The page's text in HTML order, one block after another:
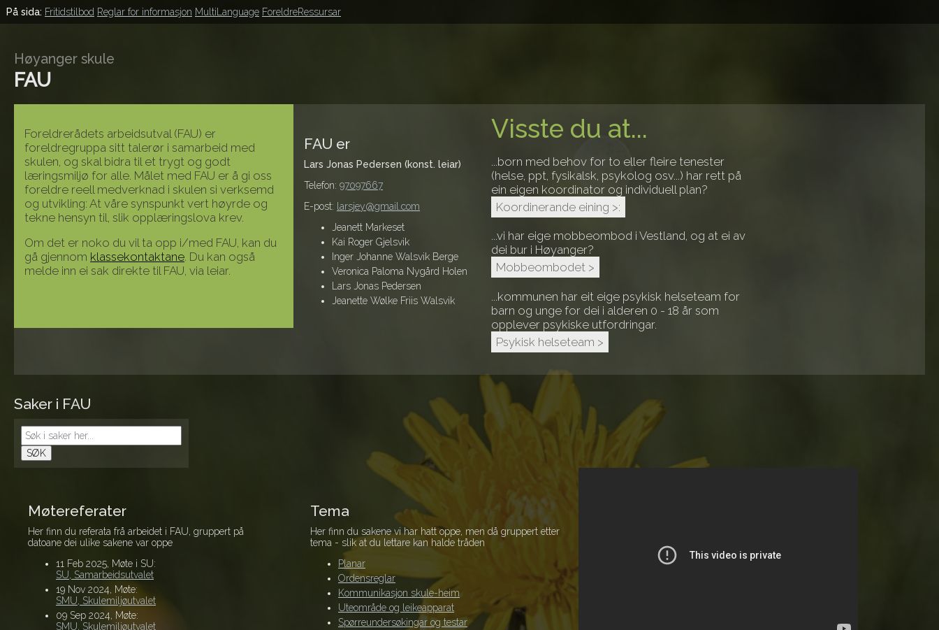
På sida: Fritidstilbod Reglar for informasjon MultiLanguage ForeldreRessursar
Høyanger skule
FAU
Foreldrerådets arbeidsutval (FAU) er
foreldregruppa sitt talerør i samarbeid med
skulen, og skal bidra til et trygt og godt
læringsmiljø for alle. Målet med FAU er å gi oss
foreldre reell medverknad i skulen si verksemd
og utvikling: At våre synspunkt vert høyrde og
tekne hensyn til, slik opplæringslova krev.
Om det er noko du vil ta opp i/med FAU, kan du
gå gjennom klassekontaktane. Du kan også
melde inn ei sak direkte til FAU, via leiar.
FAU er
Lars Jonas Pedersen (konst. leiar)
Telefon: 97097667
E-post: larsjey@gmail.com
Jeanett Markeset
Kai Roger Gjelsvik
Inger Johanne Walsvik Berge
Veronica Paloma Nygård Holen
Lars Jonas Pedersen
Jeanette Wølke Friis Walsvik
Visste du at...
...born med behov for to eller fleire tenester
(helse, ppt, fysikalsk, psykolog osv...) har rett på
ein eigen koordinator og individuell plan?
Koordinerande eining >:
...vi har eige mobbeombod i Vestland, og at ei av
dei bur i Høyanger?
Mobbeombodet >
...kommunen har eit eige psykisk helseteam for
barn og unge for dei i alderen 0 - 18 år som
opplever psykiske utfordringar.
Psykisk helseteam >
Saker i FAU
Møtereferater
Her finn du referata frå arbeidet i FAU, gruppert på
datoane dei ulike sakene var oppe
11 Feb 2025, Møte i SU:
SU, Samarbeidsutvalet
19 Nov 2024, Møte:
SMU, Skulemiljøutvalet
09 Sep 2024, Møte:
SMU, Skulemiljøutvalet
Tema
Her finn du sakene vi har hatt oppe, men då gruppert etter
tema - slik at du lettare kan halde tråden
Planar
Ordensreglar
Kommunikasjon skule-heim
Uteområde og leikeapparat
Spørreundersøkingar og testar